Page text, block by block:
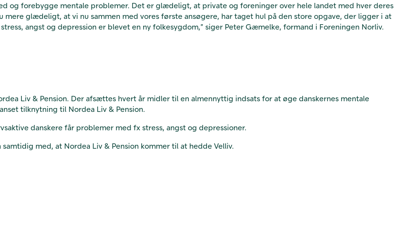
og forebygge mentale problemer. Det er glædeligt, at private og foreninger over hele landet med hver deres
glædeligt, at vi nu sammen med vores første ansøgere, har taget hul på den store opgave, der ligger i at
angst og depression er blevet en ny folkesygdom,” siger Peter Gæmelke, formand i Foreningen Norliv.
Liv & Pension. Der afsættes hvert år midler til en almennyttig indsats for at øge danskernes mentale
tilknytning til Nordea Liv & Pension.
danskere får problemer med fx stress, angst og depressioner.
med, at Nordea Liv & Pension kommer til at hedde Velliv.